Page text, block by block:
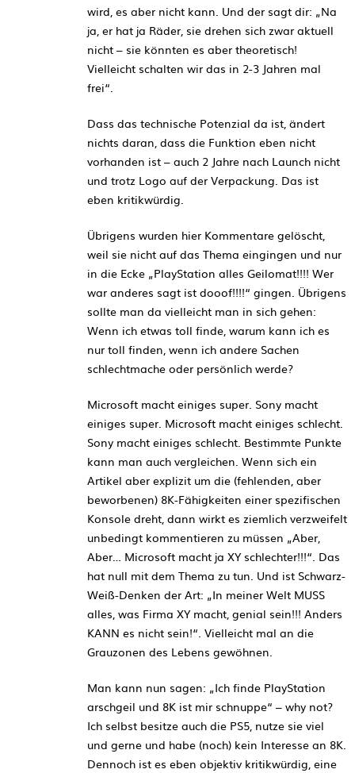
wird, es aber nicht kann. Und der sagt dir: „Na
ja, er hat ja Räder, sie drehen sich zwar aktuell
nicht – sie könnten es aber theoretisch!
Vielleicht schalten wir das in 2-3 Jahren mal
frei“.
Dass das technische Potenzial da ist, ändert
nichts daran, dass die Funktion eben nicht
vorhanden ist – auch 2 Jahre nach Launch nicht
und trotz Logo auf der Verpackung. Das ist
eben kritikwürdig.
Übrigens wurden hier Kommentare gelöscht,
weil sie nicht auf das Thema eingingen und nur
in die Ecke „PlayStation alles Geilomat!!!! Wer
war anderes sagt ist dooof!!!!“ gingen. Übrigens
sollte man da vielleicht man in sich gehen:
Wenn ich etwas toll finde, warum kann ich es
nur toll finden, wenn ich andere Sachen
schlechtmache oder persönlich werde?
Microsoft macht einiges super. Sony macht
einiges super. Microsoft macht einiges schlecht.
Sony macht einiges schlecht. Bestimmte Punkte
kann man auch vergleichen. Wenn sich ein
Artikel aber explizit um die (fehlenden, aber
beworbenen) 8K-Fähigkeiten einer spezifischen
Konsole dreht, dann wirkt es ziemlich verzweifelt
unbedingt kommentieren zu müssen „Aber,
Aber… Microsoft macht ja XY schlechter!!!“. Das
hat null mit dem Thema zu tun. Und ist Schwarz-
Weiß-Denken der Art: „In meiner Welt MUSS
alles, was Firma XY macht, genial sein!!! Anders
KANN es nicht sein!“. Vielleicht mal an die
Grauzonen des Lebens gewöhnen.
Man kann nun sagen: „Ich finde PlayStation
arschgeil und 8K ist mir schnuppe“ – why not?
Ich selbst besitze auch die PS5, nutze sie viel
und gerne und habe (noch) kein Interesse an 8K.
Dennoch ist es eben objektiv kritikwürdig, eine